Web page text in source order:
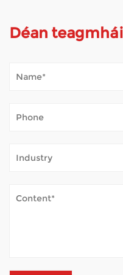
Déan
Conas a
bhaint as páirc, nó ag fáil
Dec 31, 2025
D'athraigh cathaoireacha rothaí leictreacha cé mhéad